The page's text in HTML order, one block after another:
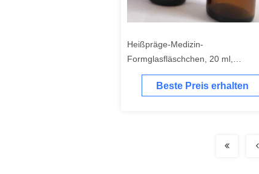
Heißpräge-Medizin-
Formglasfläschchen, 20 ml,
bernsteinfarbene Tropfflasche aus
Glas mit ätherischen Ölen
Beste Preis erhalten